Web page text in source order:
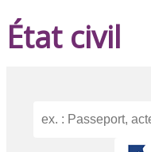
État civil